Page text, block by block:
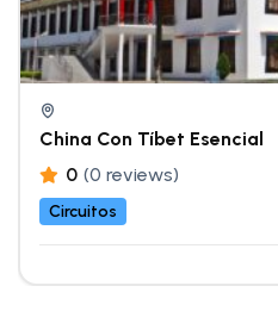
China Con Tíbet Esencial
0 (0 reviews)
Circuitos